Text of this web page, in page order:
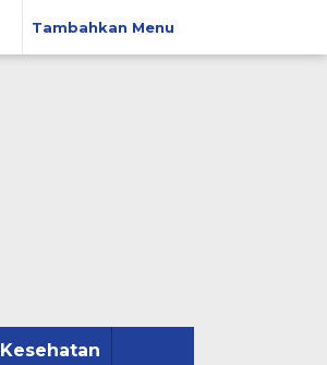
Tambahkan Menu
Kesehatan